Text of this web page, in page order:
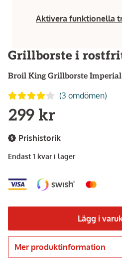
Aktivera funktionella
Grillborste i
Broil King Grillborste Imperial
(3 omdömen)
299 kr
Prishistorik
Endast 1 kvar i lager
Lägg i
Gå till
Mer produktinformation